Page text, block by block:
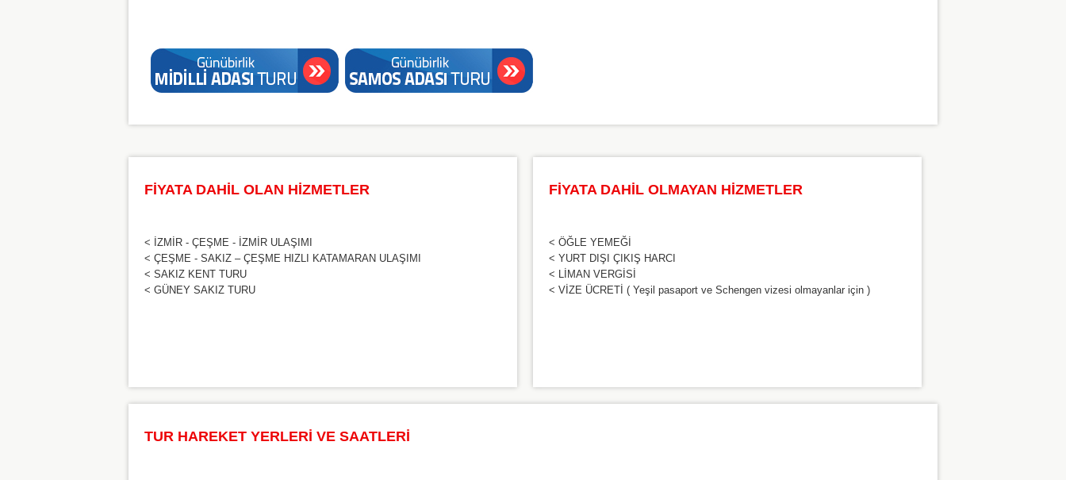
FİYATA DAHİL OLAN HİZMETLER
< İZMİR - ÇEŞME - İZMİR ULAŞIMI
< ÇEŞME - SAKIZ – ÇEŞME HIZLI KATAMARAN ULAŞIMI
< SAKIZ KENT TURU
< GÜNEY SAKIZ TURU
FİYATA DAHİL OLMAYAN HİZMETLER
< ÖĞLE YEMEĞİ
< YURT DIŞI ÇIKIŞ HARCI
< LİMAN VERGİSİ
< VİZE ÜCRETİ ( Yeşil pasaport ve Schengen vizesi olmayanlar için )
TUR HAREKET YERLERİ VE SAATLERİ